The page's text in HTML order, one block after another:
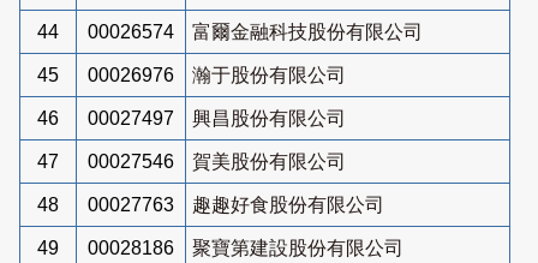
44 00026574 富爾金融科技股份有限公司
45 00026976 瀚于股份有限公司
46 00027497 興昌股份有限公司
47 00027546 賀美股份有限公司
48 00027763 趣趣好食股份有限公司
49 00028186 聚寶第建設股份有限公司